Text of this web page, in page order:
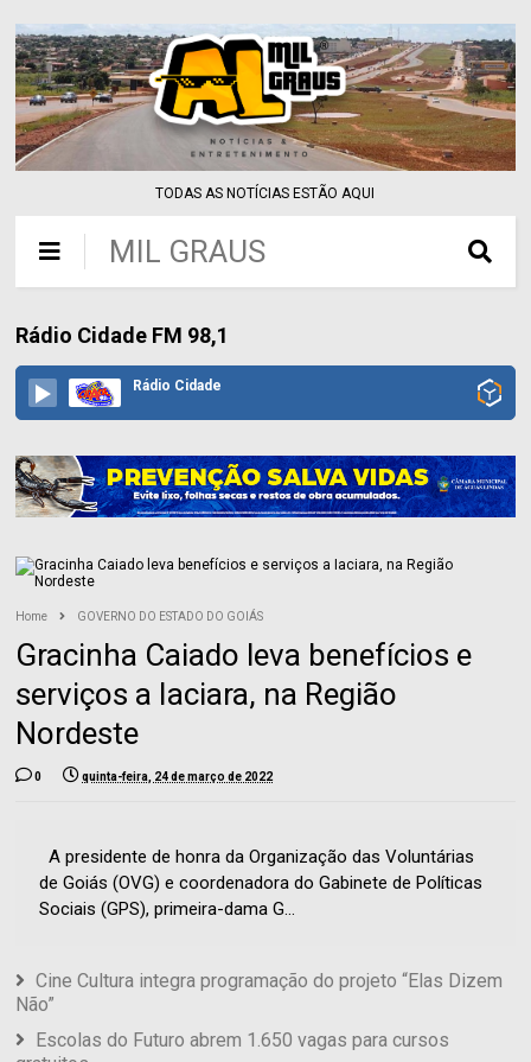
TODAS AS NOTÍCIAS ESTÃO AQUI
MIL GRAUS
Rádio Cidade FM 98,1
Rádio Cidade
Home GOVERNO DO ESTADO DO GOIÁS
Gracinha Caiado leva benefícios e
serviços a Iaciara, na Região
Nordeste
0 quinta-feira, 24 de março de 2022
A presidente de honra da Organização das Voluntárias
de Goiás (OVG) e coordenadora do Gabinete de Políticas
Sociais (GPS), primeira-dama G...
Cine Cultura integra programação do projeto “Elas Dizem
Não”
Escolas do Futuro abrem 1.650 vagas para cursos